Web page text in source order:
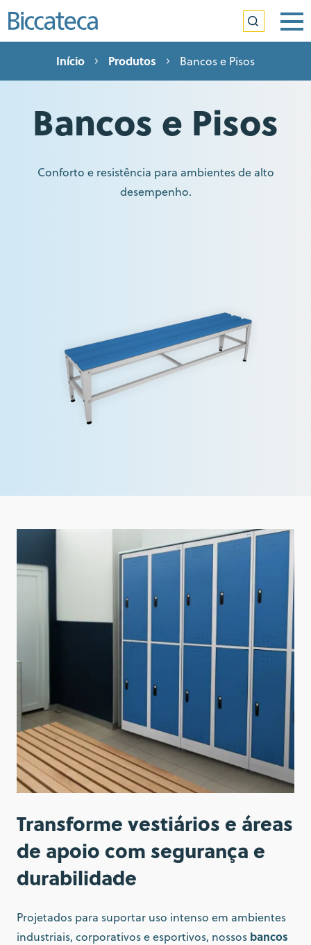
Início Produtos Bancos e Pisos
Bancos e Pisos
Conforto e resistência para ambientes de alto
desempenho.
Transforme vestiários e áreas
de apoio com segurança e
durabilidade
Projetados para suportar uso intenso em ambientes
industriais, corporativos e esportivos, nossos bancos